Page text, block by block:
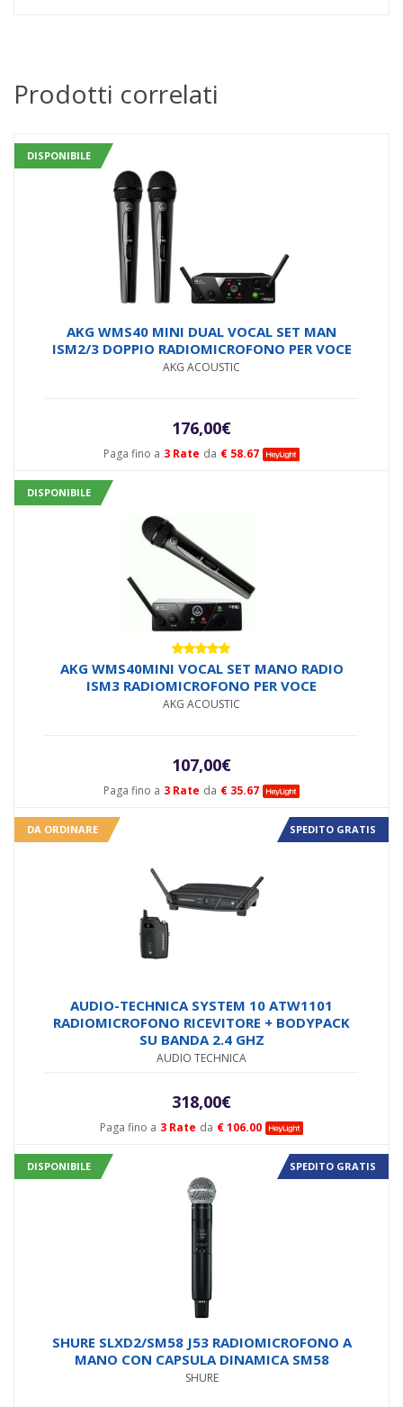
Prodotti correlati
DISPONIBILE
Paga fino a 3 Rate da € 58.67
AKG WMS40 MINI DUAL VOCAL SET MAN
ISM2/3 DOPPIO RADIOMICROFONO PER VOCE
AKG ACOUSTIC
176,00€
DISPONIBILE
Paga fino a 3 Rate da € 35.67
Valutato
5.00su 5
AKG WMS40MINI VOCAL SET MANO RADIO
ISM3 RADIOMICROFONO PER VOCE
AKG ACOUSTIC
107,00€
DA ORDINARE SPEDITO GRATIS
Paga fino a 3 Rate da € 106.00
AUDIO-TECHNICA SYSTEM 10 ATW1101
RADIOMICROFONO RICEVITORE + BODYPACK
SU BANDA 2.4 GHZ
AUDIO TECHNICA
318,00€
DISPONIBILE SPEDITO GRATIS
SHURE SLXD2/SM58 J53 RADIOMICROFONO A
MANO CON CAPSULA DINAMICA SM58
SHURE